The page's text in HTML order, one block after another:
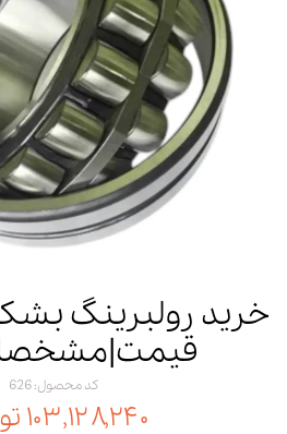
کد محصول: 626
۱۰۳,۱۲۸,۲۴۰ تومان